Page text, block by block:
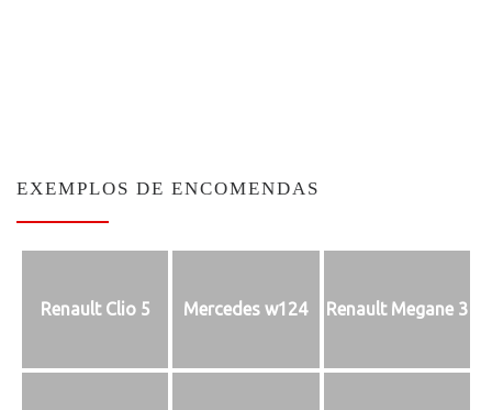
EXEMPLOS DE ENCOMENDAS
Renault Clio 5 Mercedes w124 Renault Megane 3